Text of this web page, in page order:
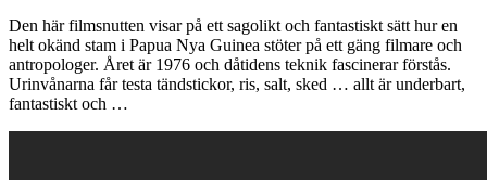
Den här filmsnutten visar på ett sagolikt och fantastiskt sätt hur en
helt okänd stam i Papua Nya Guinea stöter på ett gäng filmare och
antropologer. Året är 1976 och dåtidens teknik fascinerar förstås.
Urinvånarna får testa tändstickor, ris, salt, sked … allt är underbart,
fantastiskt och …